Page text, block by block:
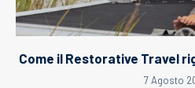
Come il Restorative Travel
7 Agosto